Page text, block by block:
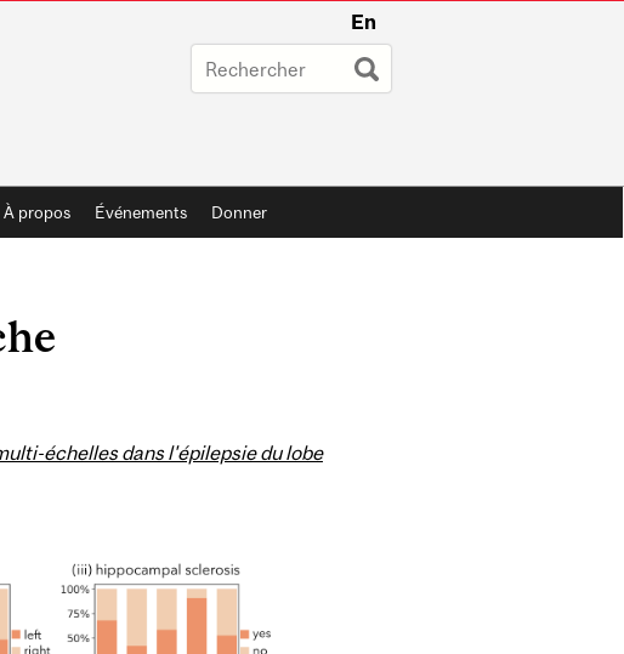
En
À propos Événements Donner
échelles dans l'épilepsie du lobe